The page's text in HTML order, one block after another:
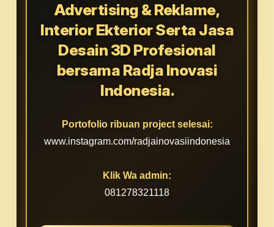
Advertising & Reklame,
Interior Ekterior Serta Jasa
Desain 3D Profesional
bersama Radja Inovasi
Indonesia.
Portofolio ribuan project selesai:
www.instagram.com/radjainovasiindonesia
Klik Wa admin:
081278321118